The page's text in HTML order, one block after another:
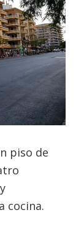
piso de
cocina.